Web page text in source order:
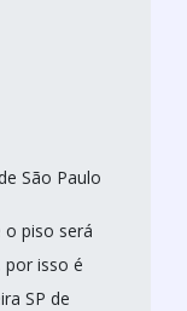
São Paulo
o piso será
por isso é
SP de